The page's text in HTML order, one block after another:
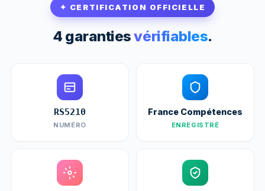
✦ CERTIFICATION OFFICIELLE
4 garantiesvérifiables.
RS5210
NUMÉRO
France Compétences
ENREGISTRÉ